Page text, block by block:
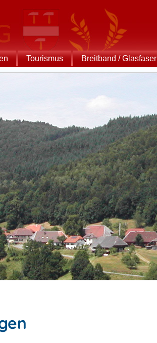
Tourismus Breitband / Glasfaser